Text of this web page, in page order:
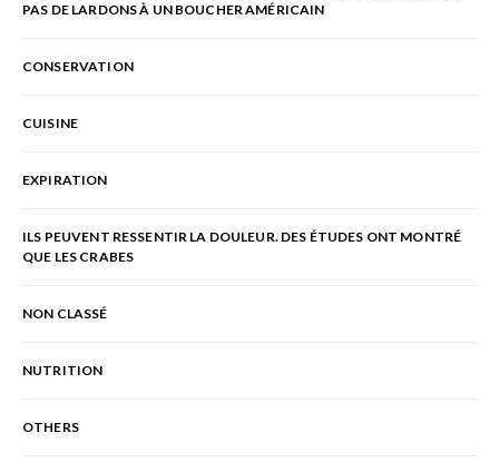
PAS DE LARDONS À UN BOUCHER AMÉRICAIN
CONSERVATION
CUISINE
EXPIRATION
ILS PEUVENT RESSENTIR LA DOULEUR. DES ÉTUDES ONT MONTRÉ
QUE LES CRABES
NON CLASSÉ
NUTRITION
OTHERS